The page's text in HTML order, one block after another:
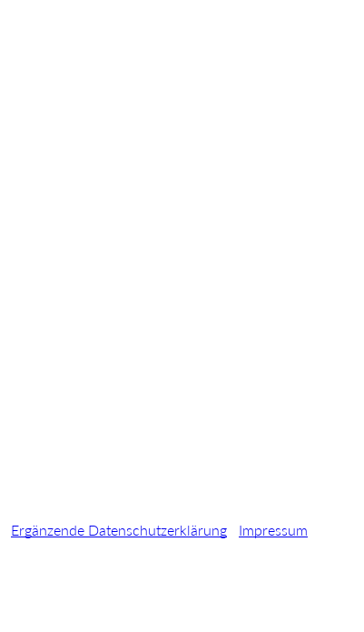
Ergänzende Datenschutzerklärung Impressum